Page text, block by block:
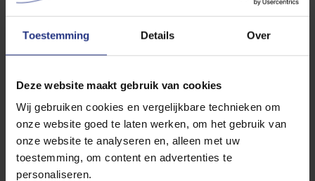
Toestemming Details Over
Deze website maakt gebruik van cookies
Wij gebruiken cookies en vergelijkbare technieken om
onze website goed te laten werken, om het gebruik van
onze website te analyseren en, alleen met uw
toestemming, om content en advertenties te
personaliseren.
Son Schijndel
productielocatie.
Waterkwaliteit in andere plaatsen
Locatie